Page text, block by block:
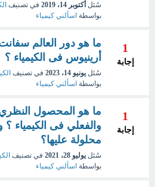
سُئل أكتوبر 14، 2019 في تصنيف
بواسطة اسألني كيمياء
1
إجابة
ما هو دور العالم
أرينيوس فى الكيمياء ؟
سُئل يونيو 14، 2023 في تصنيف
بواسطة اسألني كيمياء
1
إجابة
ما هو المحصول
والفعلي فى الكيمياء
محلولة عليها؟
سُئل يوليو 28، 2021 في تصنيف
بواسطة اسألني كيمياء